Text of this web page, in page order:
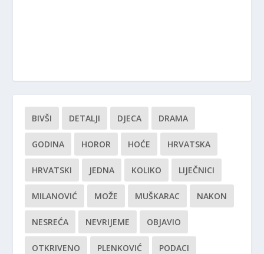
BIVŠI DETALJI DJECA DRAMA
GODINA HOROR HOĆE HRVATSKA
HRVATSKI JEDNA KOLIKO LIJEČNICI
MILANOVIĆ MOŽE MUŠKARAC NAKON
NESREĆA NEVRIJEME OBJAVIO
OTKRIVENO PLENKOVIĆ PODACI